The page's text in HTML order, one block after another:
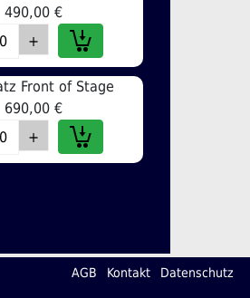
490,00 €
Front of Stage
690,00 €
AGB Kontakt Datenschutz